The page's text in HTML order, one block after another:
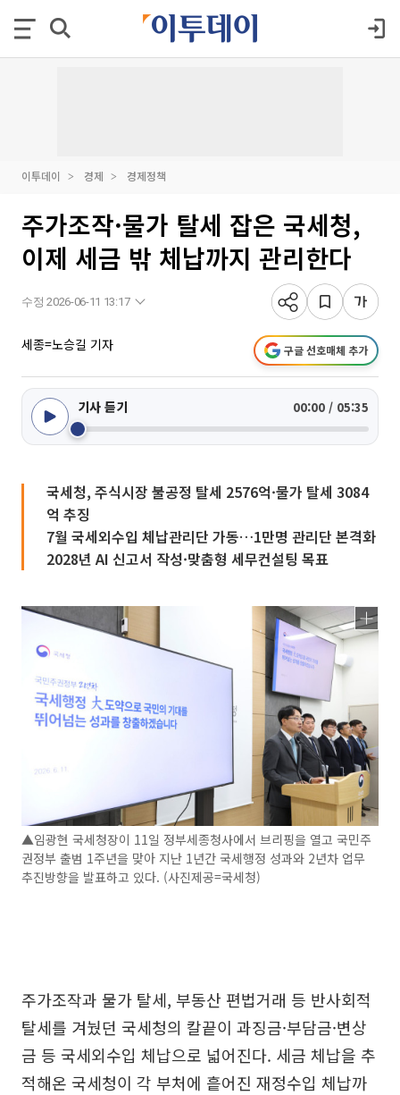
이투데이 경제 경제정책
주가조작·물가 탈세 잡은 국세청,
이제 세금 밖 체납까지 관리한다
수정 2026-06-11 13:17
세종=노승길 기자 구글 선호매체 추가
기사 듣기 00:00 / 05:35
국세청, 주식시장 불공정 탈세 2576억·물가 탈세 3084
억 추징
7월 국세외수입 체납관리단 가동…1만명 관리단 본격화
2028년 AI 신고서 작성·맞춤형 세무컨설팅 목표
▲임광현 국세청장이 11일 정부세종청사에서 브리핑을 열고 국민주
권정부 출범 1주년을 맞아 지난 1년간 국세행정 성과와 2년차 업무
추진방향을 발표하고 있다. (사진제공=국세청)
주가조작과 물가 탈세, 부동산 편법거래 등 반사회적
탈세를 겨눴던 국세청의 칼끝이 과징금·부담금·변상
금 등 국세외수입 체납으로 넓어진다. 세금 체납을 추
적해온 국세청이 각 부처에 흩어진 재정수입 체납까